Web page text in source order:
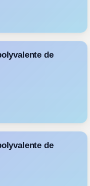
de
de